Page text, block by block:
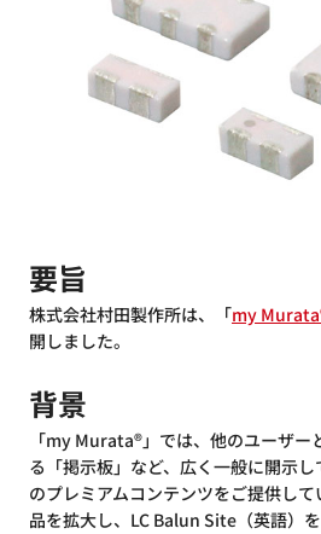
要旨
株式会社村田製作所は、「my
開しました。
背景
「my Murata®」では、他のユーザー
る「掲示板」など、広く一般に開示
のプレミアムコンテンツをご提供し
品を拡大し、LC Balun Site（英語）を